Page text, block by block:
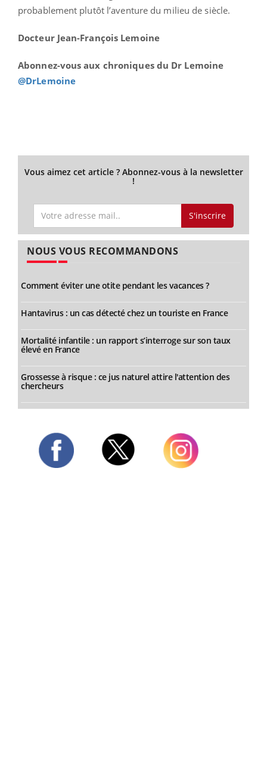
probablement plutôt l’aventure du milieu de siècle.
Docteur Jean-François Lemoine
Abonnez-vous aux chroniques du Dr Lemoine
@DrLemoine
Vous aimez cet article ? Abonnez-vous à la newsletter
!
S'inscrire
NOUS VOUS RECOMMANDONS
Comment éviter une otite pendant les vacances ?
Hantavirus : un cas détecté chez un touriste en France
Mortalité infantile : un rapport s’interroge sur son taux
élevé en France
Grossesse à risque : ce jus naturel attire l'attention des
chercheurs